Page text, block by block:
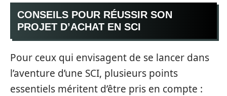
CONSEILS POUR RÉUSSIR SON
PROJET D’ACHAT EN SCI
Pour ceux qui envisagent de se lancer dans
l’aventure d’une SCI, plusieurs points
essentiels méritent d’être pris en compte :